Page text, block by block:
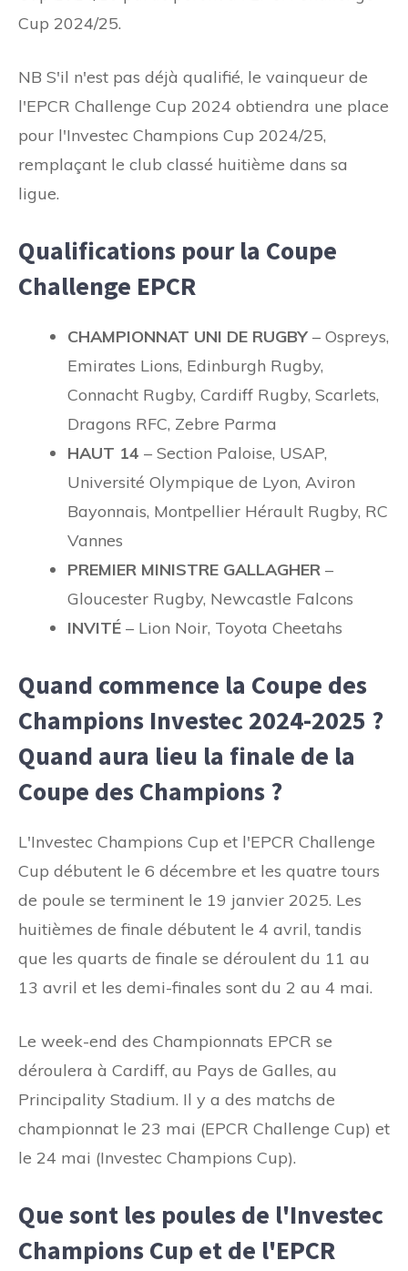
Cup 2024/25.
NB S'il n'est pas déjà qualifié, le vainqueur de
l'EPCR Challenge Cup 2024 obtiendra une place
pour l'Investec Champions Cup 2024/25,
remplaçant le club classé huitième dans sa
ligue.
Qualifications pour la Coupe
Challenge EPCR
CHAMPIONNAT UNI DE RUGBY – Ospreys,
Emirates Lions, Edinburgh Rugby,
Connacht Rugby, Cardiff Rugby, Scarlets,
Dragons RFC, Zebre Parma
HAUT 14 – Section Paloise, USAP,
Université Olympique de Lyon, Aviron
Bayonnais, Montpellier Hérault Rugby, RC
Vannes
PREMIER MINISTRE GALLAGHER –
Gloucester Rugby, Newcastle Falcons
INVITÉ – Lion Noir, Toyota Cheetahs
Quand commence la Coupe des
Champions Investec 2024-2025 ?
Quand aura lieu la finale de la
Coupe des Champions ?
L'Investec Champions Cup et l'EPCR Challenge
Cup débutent le 6 décembre et les quatre tours
de poule se terminent le 19 janvier 2025. Les
huitièmes de finale débutent le 4 avril, tandis
que les quarts de finale se déroulent du 11 au
13 avril et les demi-finales sont du 2 au 4 mai.
Le week-end des Championnats EPCR se
déroulera à Cardiff, au Pays de Galles, au
Principality Stadium. Il y a des matchs de
championnat le 23 mai (EPCR Challenge Cup) et
le 24 mai (Investec Champions Cup).
Que sont les poules de l'Investec
Champions Cup et de l'EPCR